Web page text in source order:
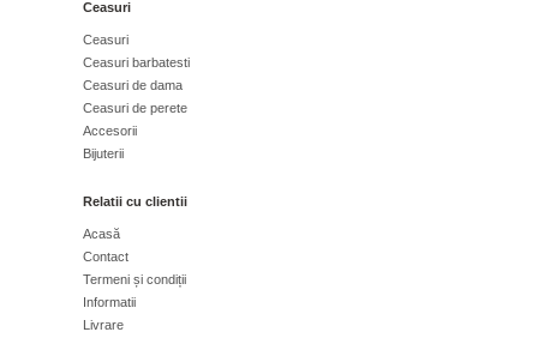
Ceasuri
Ceasuri
Ceasuri barbatesti
Ceasuri de dama
Ceasuri de perete
Accesorii
Bijuterii
Relatii cu clientii
Acasă
Contact
Termeni și condiții
Informatii
Livrare